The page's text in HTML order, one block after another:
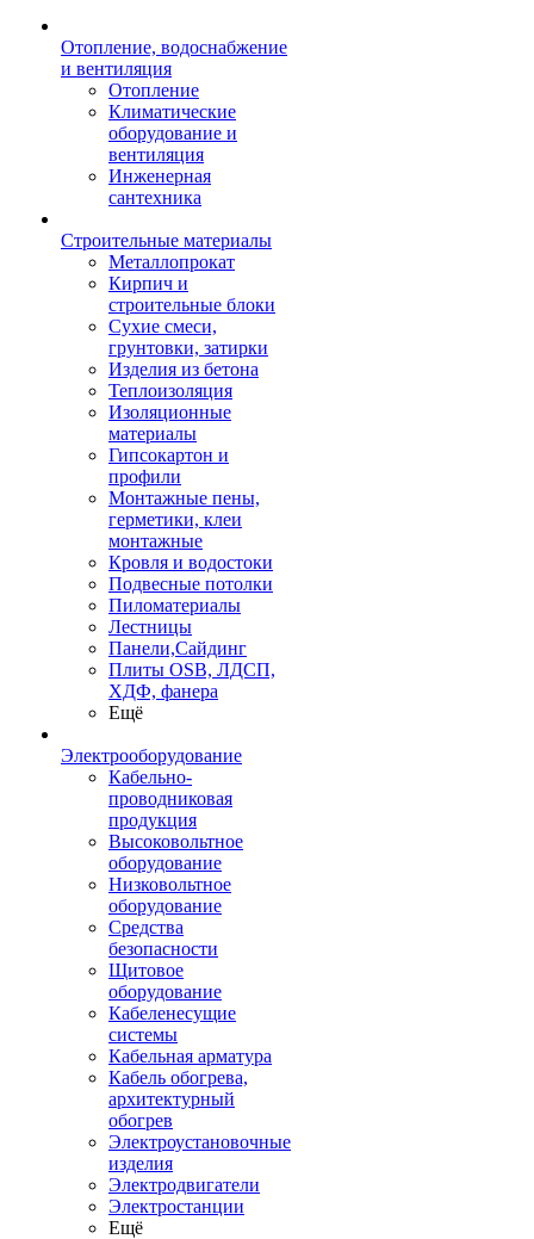
Отопление, водоснабжение
и вентиляция
Отопление
Климатические
оборудование и
вентиляция
Инженерная
сантехника
Строительные материалы
Металлопрокат
Кирпич и
строительные блоки
Сухие смеси,
грунтовки, затирки
Изделия из бетона
Теплоизоляция
Изоляционные
материалы
Гипсокартон и
профили
Монтажные пены,
герметики, клеи
монтажные
Кровля и водостоки
Подвесные потолки
Пиломатериалы
Лестницы
Панели,Сайдинг
Плиты OSB, ЛДСП,
ХДФ, фанера
Ещё
Электрооборудование
Кабельно-
проводниковая
продукция
Высоковольтное
оборудование
Низковольтное
оборудование
Средства
безопасности
Щитовое
оборудование
Кабеленесущие
системы
Кабельная арматура
Кабель обогрева,
архитектурный
обогрев
Электроустановочные
изделия
Электродвигатели
Электростанции
Ещё